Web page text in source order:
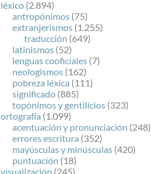
léxico (2.894)
antropónimos (75)
extranjerismos (1.255)
traducción (649)
latinismos (52)
lenguas cooficiales (7)
neologismos (162)
pobreza léxica (111)
significado (885)
topónimos y gentilicios (323)
ortografía (1.099)
acentuación y pronunciación (248)
errores escritura (352)
mayúsculas y minúsculas (420)
puntuación (18)
visualización (245)